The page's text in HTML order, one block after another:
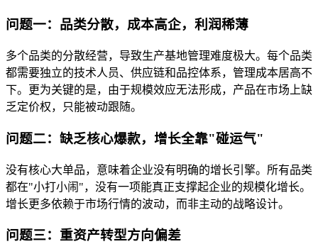
问题一：品类分散，成本高企，利润稀薄
多个品类的分散经营，导致生产基地管理难度极大。每个品类
都需要独立的技术人员、供应链和品控体系，管理成本居高不
下。更为关键的是，由于规模效应无法形成，产品在市场上缺
乏定价权，只能被动跟随。
问题二：缺乏核心爆款，增长全靠"碰运气"
没有核心大单品，意味着企业没有明确的增长引擎。所有品类
都在"小打小闹"，没有一项能真正支撑起企业的规模化增长。
增长更多依赖于市场行情的波动，而非主动的战略设计。
问题三：重资产转型方向偏差